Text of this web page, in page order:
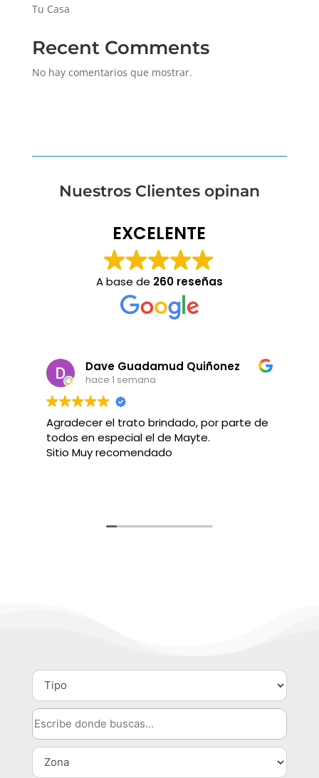
Tu Casa
Recent Comments
No hay comentarios que mostrar.
Nuestros Clientes opinan
EXCELENTE
A base de 260 reseñas
Dave Guadamud Quiñonez
hace 1 semana
Agradecer el trato brindado, por parte de
todos en especial el de Mayte.
Sitio Muy recomendado
Tipo
Ciudad
Zona